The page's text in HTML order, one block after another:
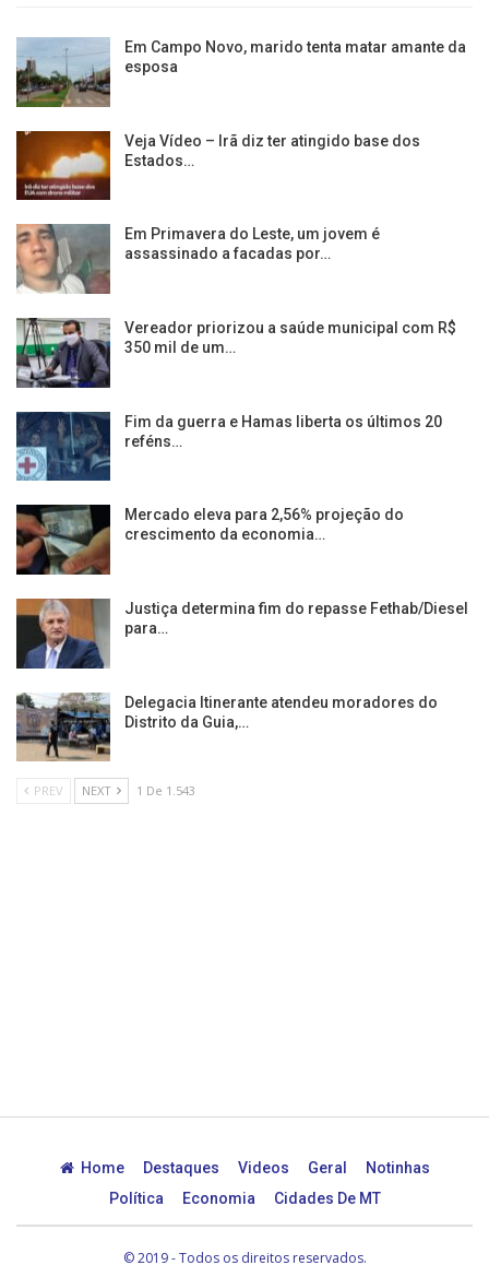
Em Campo Novo, marido tenta matar amante da
esposa
Veja Vídeo – Irã diz ter atingido base dos
Estados…
Em Primavera do Leste, um jovem é
assassinado a facadas por…
Vereador priorizou a saúde municipal com R$
350 mil de um…
Fim da guerra e Hamas liberta os últimos 20
reféns…
Mercado eleva para 2,56% projeção do
crescimento da economia…
Justiça determina fim do repasse Fethab/Diesel
para…
Delegacia Itinerante atendeu moradores do
Distrito da Guia,…
PREV NEXT 1 De 1.543
Home Destaques Videos Geral
Notinhas
Política
Economia Cidades De MT
© 2019 - Todos os direitos reservados.